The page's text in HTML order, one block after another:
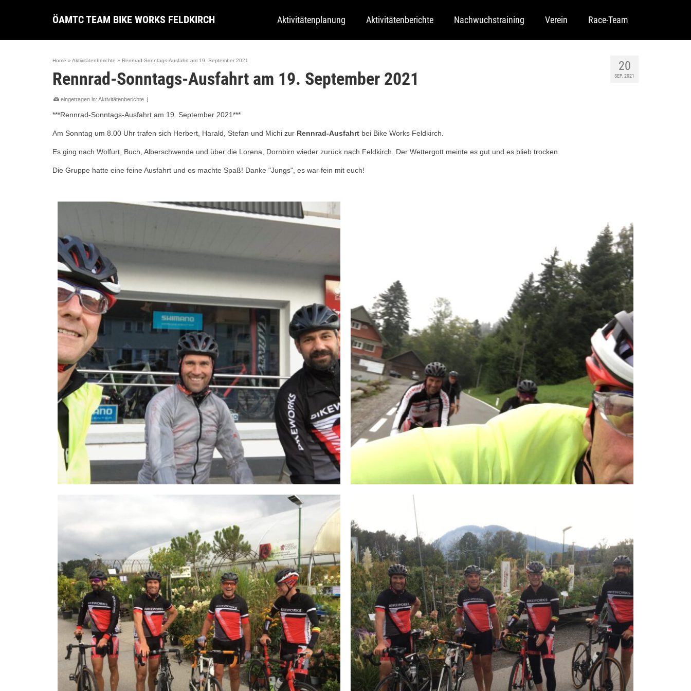
ÖAMTC TEAM BIKE WORKS FELDKIRCH Aktivitätenplanung Aktivitätenberichte Nachwuchstraining Verein Race-Team
20
SEP. 2021
Home » Aktivitätenberichte » Rennrad-Sonntags-Ausfahrt am 19. September 2021
Rennrad-Sonntags-Ausfahrt am 19. September 2021
eingetragen in: Aktivitätenberichte |
***Rennrad-Sonntags-Ausfahrt am 19. September 2021***
Am Sonntag um 8.00 Uhr trafen sich Herbert, Harald, Stefan und Michi zur Rennrad-Ausfahrt bei Bike Works Feldkirch.
Es ging nach Wolfurt, Buch, Alberschwende und über die Lorena, Dornbirn wieder zurück nach Feldkirch. Der Wettergott meinte es gut und es blieb trocken.
Die Gruppe hatte eine feine Ausfahrt und es machte Spaß! Danke "Jungs", es war fein mit euch!